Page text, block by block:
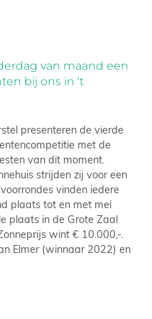
van maand een
bij ons in 't
presenteren de vierde
met de
van dit moment.
strijden zij voor een
vinden iedere
plaats tot en met mei
plaats in de Grote Zaal
wint € 10.000,-.
Elmer (winnaar 2022) en